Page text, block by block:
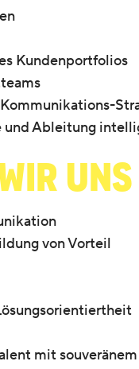
Kundenportfolios
Ableitung
von Vorteil
mit